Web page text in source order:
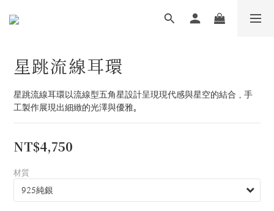
星跳流線耳環
星跳流線耳環以流線型五角星設計呈現現代感與星空的結合，手
工製作展現出細緻的光澤與優雅。
NT$4,750
材質